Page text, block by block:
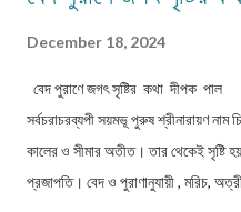
December 18, 2024
বেদ পুরাণে জগৎ সৃষ্টির কথা দীপক
সর্বচরাচরব্যপী সয়মভূ পুরুষ শ্রীনারায়ণ
কালের ও সীমার অতীত। তার থেকেই সৃষ্টি
প্রজাপতি। বেদ ও পুরাণানুযায়ী , মরিচ,